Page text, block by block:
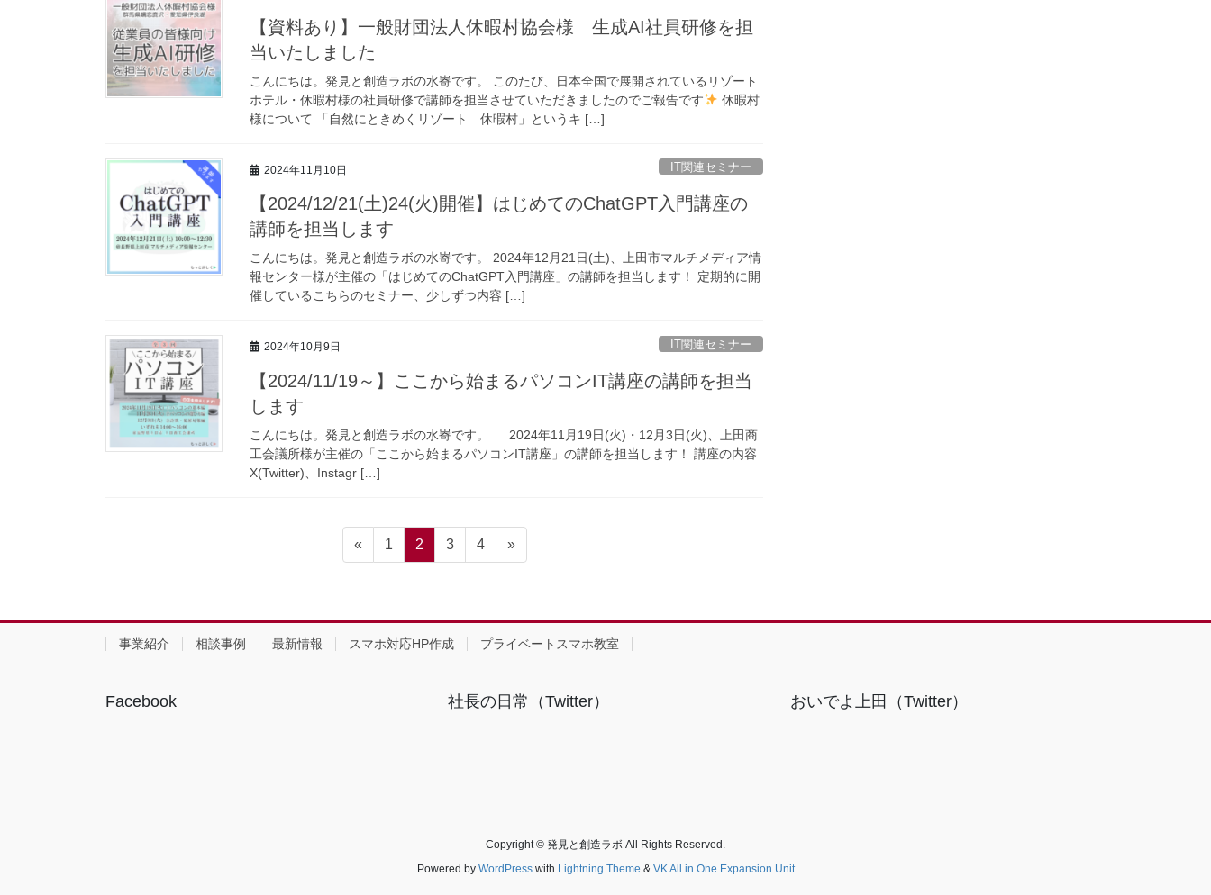
【資料あり】一般財団法人休暇村協会様 生成AI社員研修を担
当いたしました
こんにちは。発見と創造ラボの水㟢です。 このたび、日本全国で展開されているリゾート
ホテル・休暇村様の社員研修で講師を担当させていただきましたのでご報告です
休暇村
様について 「自然にときめくリゾート 休暇村」というキ […]
2024年11月10日 IT関連セミナー
【2024/12/21(土)24(火)開催】はじめてのChatGPT入門講座の
講師を担当します
こんにちは。発見と創造ラボの水㟢です。 2024年12月21日(土)、上田市マルチメディア情
報センター様が主催の「はじめてのChatGPT入門講座」の講師を担当します！ 定期的に開
催しているこちらのセミナー、少しずつ内容 […]
2024年10月9日 IT関連セミナー
【2024/11/19～】ここから始まるパソコンIT講座の講師を担当
します
こんにちは。発見と創造ラボの水㟢です。 2024年11月19日(火)・12月3日(火)、上田商
工会議所様が主催の「ここから始まるパソコンIT講座」の講師を担当します！ 講座の内容
X(Twitter)、Instagr […]
ペ
ー
ジ
送
«
固
定
ジ
1
固
定
ジ
2
固
定
ジ
3
固
定
ジ
4 »
事業紹介 相談事例 最新情報 スマホ対応HP作成 プライベートスマホ教室
Facebook 社長の日常（Twitter） おいでよ上田（Twitter）
Copyright © 発見と創造ラボ All Rights Reserved.
Powered by WordPresswith Lightning Theme & VK All in One Expansion Unit